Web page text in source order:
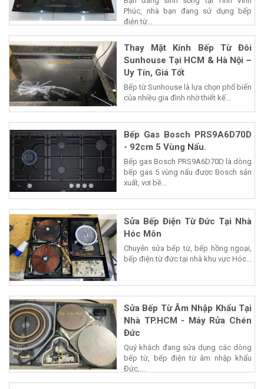
Phúc, nhà bạn đang sử dụng bếp
điện từ...
Thay Mặt Kính Bếp Từ Đôi
Sunhouse Tại HCM & Hà Nội –
Uy Tín, Giá Tốt
Bếp từ Sunhouse là lựa chọn phổ biến
của nhiều gia đình nhờ thiết kế...
Bếp Gas Bosch PRS9A6D70D
- 92cm 5 Vùng Nấu.
Bếp gas Bosch PRS9A6D70D là dòng
bếp gas 5 vùng nấu được Bosch sản
xuất, vơi bề...
Sửa Bếp Điện Từ Đức Tại Nhà
Hóc Môn
Chuyên sửa bếp từ, bếp hồng ngoại,
bếp điện từ đức tại nhà khu vực Hóc...
Sửa Bếp Từ Âm Nhập Khẩu Tại
Nhà TP.HCM - Máy Rửa Chén
Đức
Quý khách đang sửa dụng các dòng
bếp từ, bếp điện từ âm nhập khẩu
Đức,...